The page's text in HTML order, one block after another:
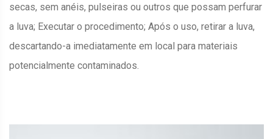
secas, sem anéis, pulseiras ou outros que possam perfurar
a luva; Executar o procedimento; Após o uso, retirar a luva,
descartando-a imediatamente em local para materiais
potencialmente contaminados.